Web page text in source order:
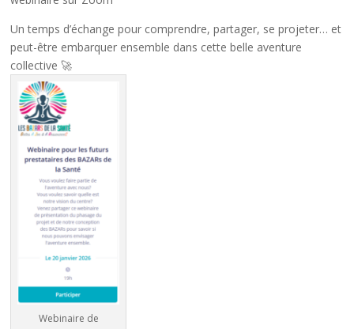
Un temps d’échange pour comprendre, partager, se projeter… et
peut-être embarquer ensemble dans cette belle aventure
collective 🚀
Webinaire de